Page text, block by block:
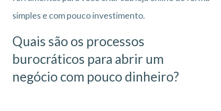
simples e com pouco investimento.
Quais são os processos
burocráticos para abrir um
negócio com pouco dinheiro?